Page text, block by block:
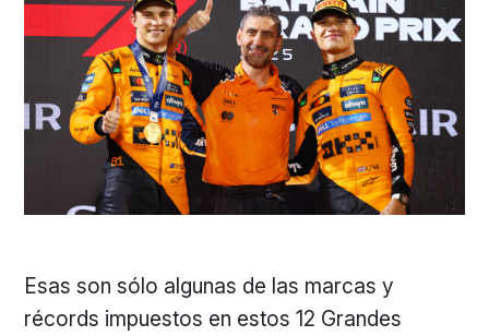
Esas son sólo algunas de las marcas y
récords impuestos en estos 12 Grandes